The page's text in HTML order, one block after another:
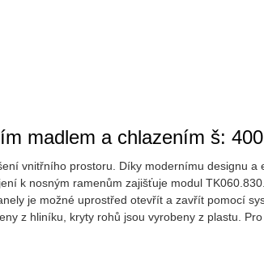
madlem a chlazením š:
vnitřního prostoru. Díky modernímu designu
k nosným ramenům zajišťuje modul
je možné uprostřed otevřít a zavřít pomocí
z hliníku, kryty rohů jsou vyrobeny z plastu.